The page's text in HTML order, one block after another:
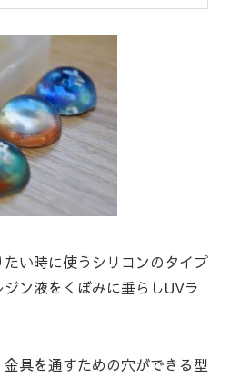
い時に使うシリコンのタイプ
ン液をくぼみに垂らしUVラ
具を通すための穴ができる型